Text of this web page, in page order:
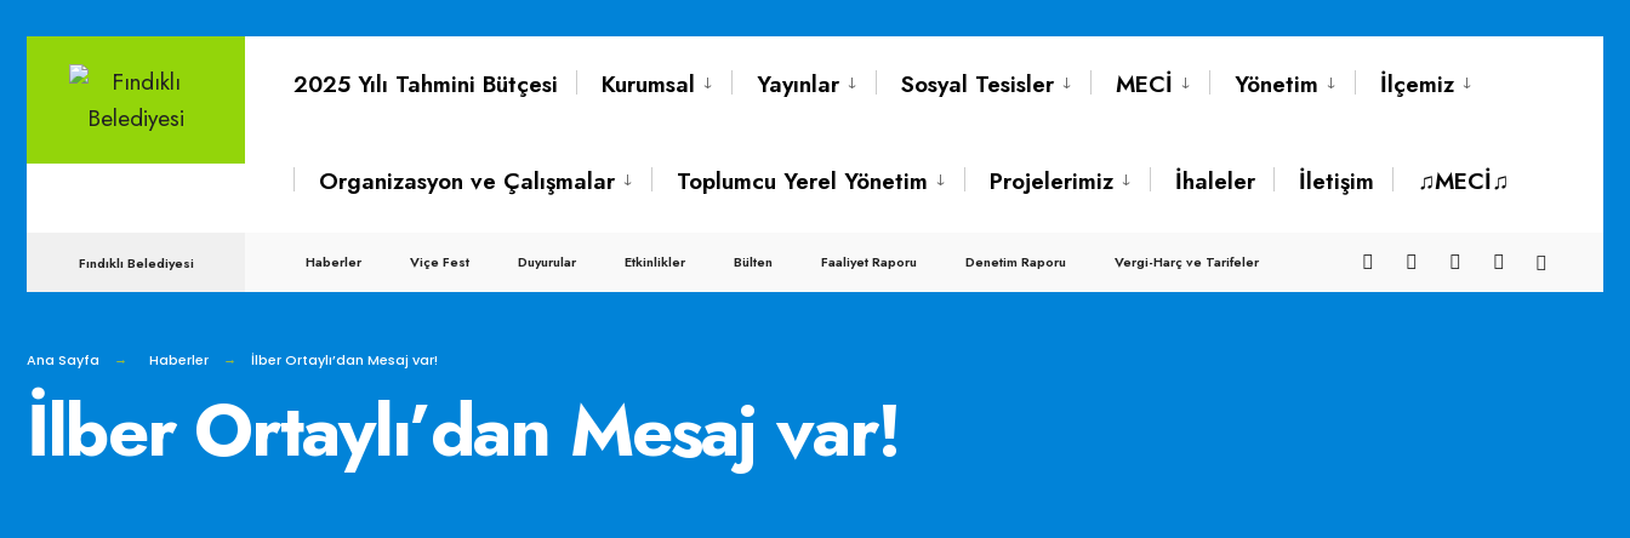
Skip
content
2025 Yılı Tahmini Bütçesi Kurumsal Yayınlar Sosyal Tesisler MECİ Yönetim İlçemiz
Organizasyon ve Çalışmalar Toplumcu Yerel Yönetim Projelerimiz İhaleler İletişim ♫MECİ♫
Fındıklı Belediyesi Haberler Viçe Fest Duyurular Etkinlikler Bülten Faaliyet Raporu Denetim Raporu Vergi-Harç ve Tarifeler
Ana Sayfa Haberler İlber Ortaylı’dan Mesaj var!
İlber Ortaylı’dan Mesaj var!